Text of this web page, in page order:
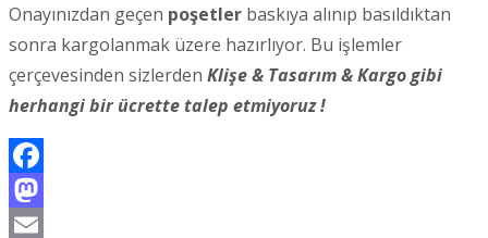
Onayınızdan geçen poşetler baskıya alınıp basıldıktan
sonra kargolanmak üzere hazırlıyor. Bu işlemler
çerçevesinden sizlerden Klişe & Tasarım & Kargo gibi
herhangi bir ücrette talep etmiyoruz !
Facebook
Mastodon